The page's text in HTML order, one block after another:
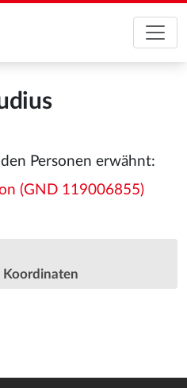
Personen erwähnt:
(GND 119006855)